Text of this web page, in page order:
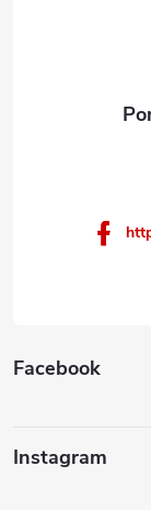
Facebook
Instagram